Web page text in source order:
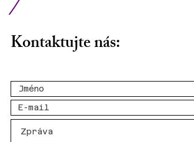
Kontaktujte nás: